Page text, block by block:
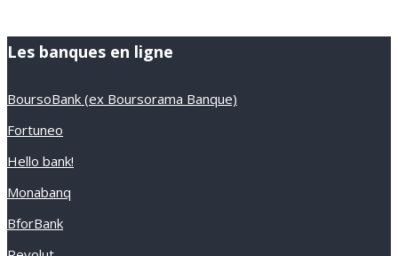
Les banques en ligne
BoursoBank (ex Boursorama Banque)
Fortuneo
Hello bank!
Monabanq
BforBank